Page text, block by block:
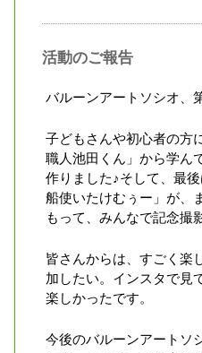
活動のご報告
バルーンアートソシオ、
子どもさんや初心者の方
職人池田くん」から学ん
作りました♪そして、最
船使いたけむぅー」が、
もって、みんなで記念撮
皆さんからは、すごく楽
加したい。インスタで見
楽しかったです。
今後のバルーンアートソ